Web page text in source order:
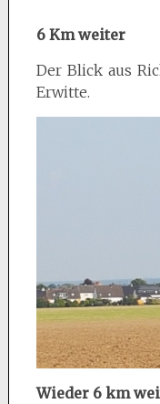
6 Km weiter
Der Blick aus
Erwitte.
Wieder 6 km